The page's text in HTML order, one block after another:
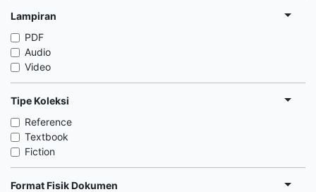
Lampiran
PDF
Audio
Video
Tipe Koleksi
Reference
Textbook
Fiction
Format Fisik Dokumen